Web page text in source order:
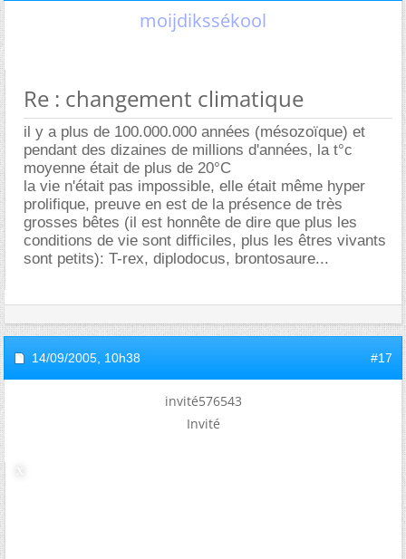
moijdikssékool
Re : changement climatique
il y a plus de 100.000.000 années (mésozoïque) et
pendant des dizaines de millions d'années, la t°c
moyenne était de plus de 20°C
la vie n'était pas impossible, elle était même hyper
prolifique, preuve en est de la présence de très
grosses bêtes (il est honnête de dire que plus les
conditions de vie sont difficiles, plus les êtres vivants
sont petits): T-rex, diplodocus, brontosaure...
14/09/2005, 10h38 #17
invité576543
Invité